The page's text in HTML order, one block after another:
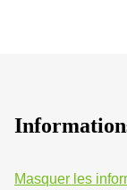
Masquer les